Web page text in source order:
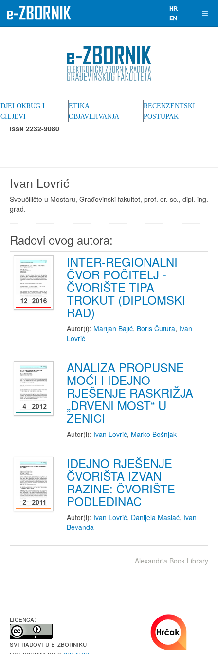
DJELOKRUG I
CILJEVI
ETIKA
OBJAVLJIVANJA
RECENZENTSKI
POSTUPAK
ISSN 2232-9080
Ivan Lovrić
Sveučilište u Mostaru, Građevinski fakultet, prof. dr. sc., dipl. ing.
građ.
Radovi ovog autora:
INTER-REGIONALNI
ČVOR POČITELJ -
ČVORIŠTE TIPA
TROKUT (DIPLOMSKI
RAD)
Autor(i): Marijan Bajić, Boris Čutura, Ivan
Lovrić
ANALIZA PROPUSNE
MOĆI I IDEJNO
RJEŠENJE RASKRIŽJA
„DRVENI MOST“ U
ZENICI
Autor(i): Ivan Lovrić, Marko Bošnjak
IDEJNO RJEŠENJE
ČVORIŠTA IZVAN
RAZINE: ČVORIŠTE
PODLEDINAC
Autor(i): Ivan Lovrić, Danijela Maslać, Ivan
Bevanda
Alexandria Book Library
LICENCA:
Svi radovi u e-Zborniku